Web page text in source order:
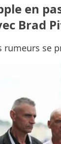
en
Brad
rumeurs se